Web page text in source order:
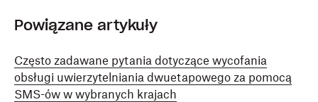
Powiązane artykuły
Często zadawane pytania dotyczące wycofania
obsługi uwierzytelniania dwuetapowego za pomocą
SMS-ów w wybranych krajach